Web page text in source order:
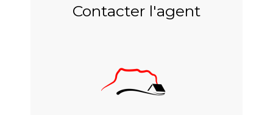
Contacter l'agent